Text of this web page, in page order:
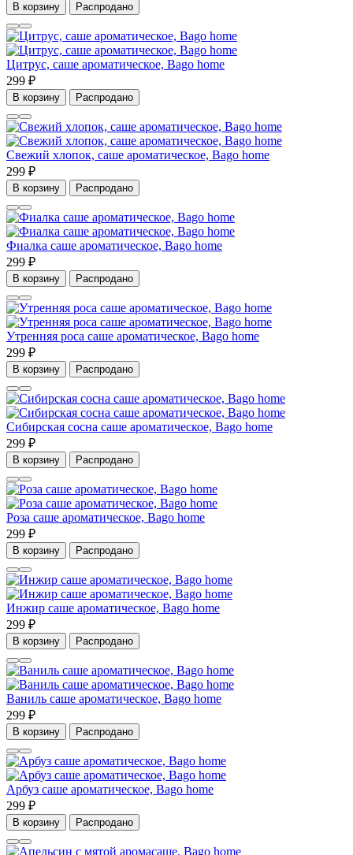
В корзину Распродано
Цитрус, саше ароматическое, Bago home
299 ₽
В корзину Распродано
Свежий хлопок, саше ароматическое, Bago home
299 ₽
В корзину Распродано
Фиалка саше ароматическое, Bago home
299 ₽
В корзину Распродано
Утренняя роса саше ароматическое, Bago home
299 ₽
В корзину Распродано
Сибирская сосна саше ароматическое, Bago home
299 ₽
В корзину Распродано
Роза саше ароматическое, Bago home
299 ₽
В корзину Распродано
Инжир саше ароматическое, Bago home
299 ₽
В корзину Распродано
Ваниль саше ароматическое, Bago home
299 ₽
В корзину Распродано
Арбуз саше ароматическое, Bago home
299 ₽
В корзину Распродано